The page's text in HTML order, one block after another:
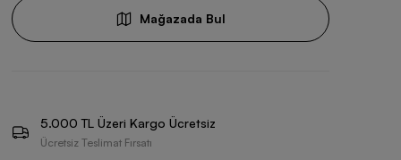
Mağazada Bul
5.000 TL Üzeri Kargo Ücretsiz
Ücretsiz Teslimat Fırsatı